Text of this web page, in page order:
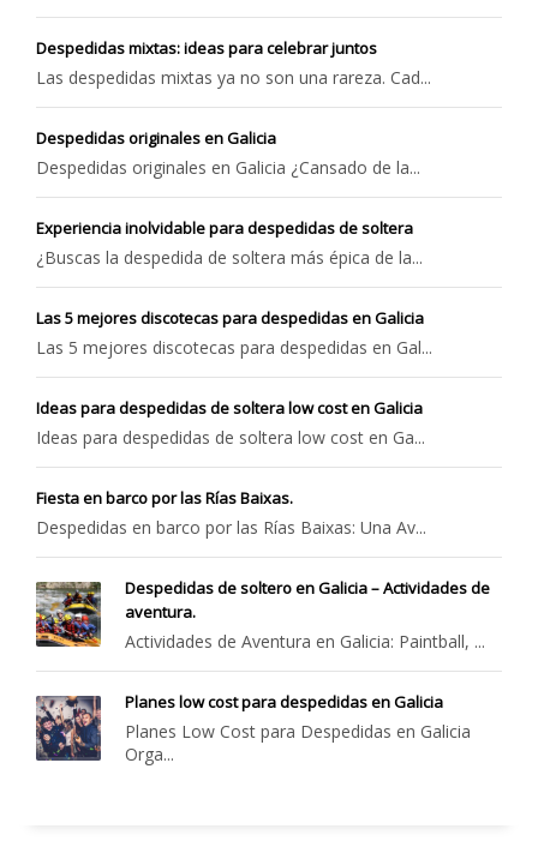
Despedidas mixtas: ideas para celebrar juntos
Las despedidas mixtas ya no son una rareza. Cad...
Despedidas originales en Galicia
Despedidas originales en Galicia ¿Cansado de la...
Experiencia inolvidable para despedidas de soltera
¿Buscas la despedida de soltera más épica de la...
Las 5 mejores discotecas para despedidas en Galicia
Las 5 mejores discotecas para despedidas en Gal...
Ideas para despedidas de soltera low cost en Galicia
Ideas para despedidas de soltera low cost en Ga...
Fiesta en barco por las Rías Baixas.
Despedidas en barco por las Rías Baixas: Una Av...
Despedidas de soltero en Galicia – Actividades de
aventura.
Actividades de Aventura en Galicia: Paintball, ...
Planes low cost para despedidas en Galicia
Planes Low Cost para Despedidas en Galicia
Orga...